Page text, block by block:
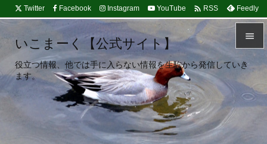


メニュ

サイド
Twitter Facebook Instagram YouTube  RSS Feedly
いこまーく【公式サイト】
役立つ情報、他では手に入らない情報を生駒から発信していき
ます。